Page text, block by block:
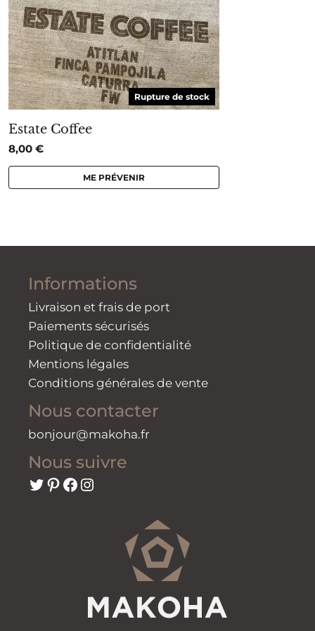
Rupture de stock
Estate Coffee
8,00 €
ME PRÉVENIR
Informations
Livraison et frais de port
Paiements sécurisés
Politique de confidentialité
Mentions légales
Conditions générales de vente
Nous contacter
bonjour@makoha.fr
Nous suivre
Twitter
Pinterest
Facebook
Instagram